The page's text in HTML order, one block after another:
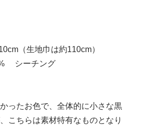
（生地巾は約110cm）
シーチング
ったお色で、全体的に小さな黒
こちらは素材特有なものとなり